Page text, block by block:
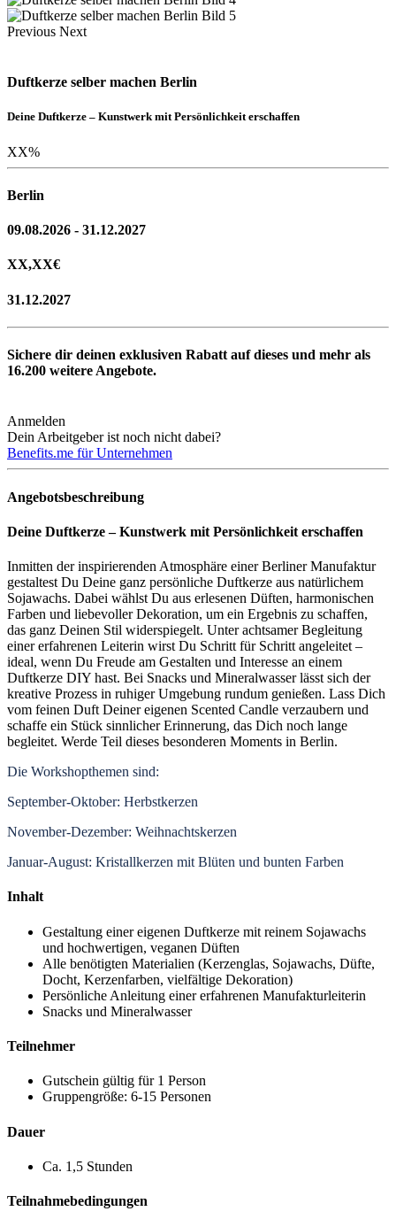
Previous Next
Duftkerze selber machen Berlin
Deine Duftkerze – Kunstwerk mit Persönlichkeit erschaffen
XX%
Berlin
09.08.2026 - 31.12.2027
XX,XX€
31.12.2027
Sichere dir deinen exklusiven Rabatt auf dieses und mehr als
16.200 weitere Angebote.
Anmelden
Dein Arbeitgeber ist noch nicht dabei?
Benefits.me für Unternehmen
Angebotsbeschreibung
Deine Duftkerze – Kunstwerk mit Persönlichkeit erschaffen
Inmitten der inspirierenden Atmosphäre einer Berliner Manufaktur
gestaltest Du Deine ganz persönliche Duftkerze aus natürlichem
Sojawachs. Dabei wählst Du aus erlesenen Düften, harmonischen
Farben und liebevoller Dekoration, um ein Ergebnis zu schaffen,
das ganz Deinen Stil widerspiegelt. Unter achtsamer Begleitung
einer erfahrenen Leiterin wirst Du Schritt für Schritt angeleitet –
ideal, wenn Du Freude am Gestalten und Interesse an einem
Duftkerze DIY hast. Bei Snacks und Mineralwasser lässt sich der
kreative Prozess in ruhiger Umgebung rundum genießen. Lass Dich
vom feinen Duft Deiner eigenen Scented Candle verzaubern und
schaffe ein Stück sinnlicher Erinnerung, das Dich noch lange
begleitet. Werde Teil dieses besonderen Moments in Berlin.
Die Workshopthemen sind:
September-Oktober: Herbstkerzen
November-Dezember: Weihnachtskerzen
Januar-August: Kristallkerzen mit Blüten und bunten Farben
Inhalt
Gestaltung einer eigenen Duftkerze mit reinem Sojawachs
und hochwertigen, veganen Düften
Alle benötigten Materialien (Kerzenglas, Sojawachs, Düfte,
Docht, Kerzenfarben, vielfältige Dekoration)
Persönliche Anleitung einer erfahrenen Manufakturleiterin
Snacks und Mineralwasser
Teilnehmer
Gutschein gültig für 1 Person
Gruppengröße: 6-15 Personen
Dauer
Ca. 1,5 Stunden
Teilnahmebedingungen